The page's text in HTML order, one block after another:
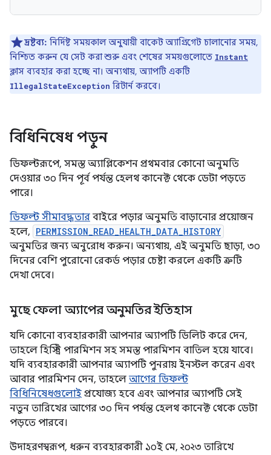
দ্রষ্টব্য: নির্দিষ্ট সময়কাল অনুযায়ী বাকেট অ্যাগ্রিগেট চালানোর সময়,
নিশ্চিত করুন যে সেট করা শুরু এবং শেষের সময়গুলোতে Instant
ক্লাস ব্যবহার করা হচ্ছে না। অন্যথায়, অ্যাপটি একটি
IllegalStateException রিটার্ন করবে।
বিধিনিষেধ পড়ুন
ডিফল্টরূপে, সমস্ত অ্যাপ্লিকেশন প্রথমবার কোনো অনুমতি
দেওয়ার ৩০ দিন পূর্ব পর্যন্ত হেলথ কানেক্ট থেকে ডেটা পড়তে
পারে।
ডিফল্ট সীমাবদ্ধতার বাইরে পড়ার অনুমতি বাড়ানোর প্রয়োজন
হলে, PERMISSION_READ_HEALTH_DATA_HISTORY
অনুমতির জন্য অনুরোধ করুন। অন্যথায়, এই অনুমতি ছাড়া, ৩০
দিনের বেশি পুরোনো রেকর্ড পড়ার চেষ্টা করলে একটি ত্রুটি
দেখা দেবে।
মুছে ফেলা অ্যাপের অনুমতির ইতিহাস
যদি কোনো ব্যবহারকারী আপনার অ্যাপটি ডিলিট করে দেন,
তাহলে হিস্ট্রি পারমিশন সহ সমস্ত পারমিশন বাতিল হয়ে যাবে।
যদি ব্যবহারকারী আপনার অ্যাপটি পুনরায় ইনস্টল করেন এবং
আবার পারমিশন দেন, তাহলে আগের ডিফল্ট
বিধিনিষেধগুলোই প্রযোজ্য হবে এবং আপনার অ্যাপটি সেই
নতুন তারিখের আগের ৩০ দিন পর্যন্ত হেলথ কানেক্ট থেকে ডেটা
পড়তে পারবে।
উদাহরণস্বরূপ, ধরুন ব্যবহারকারী ১০ই মে, ২০২৩ তারিখে